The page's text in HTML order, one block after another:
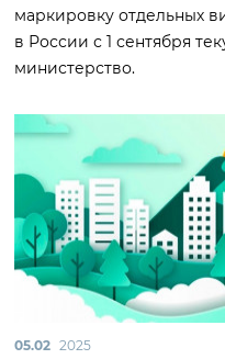
маркировку отдельных
в России с 1 сентября
министерство.
05.02 2025